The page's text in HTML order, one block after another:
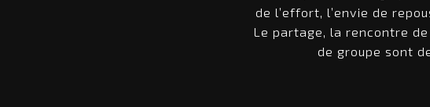
de l’effort, l’envie de
Le partage, la rencontre
de groupe sont